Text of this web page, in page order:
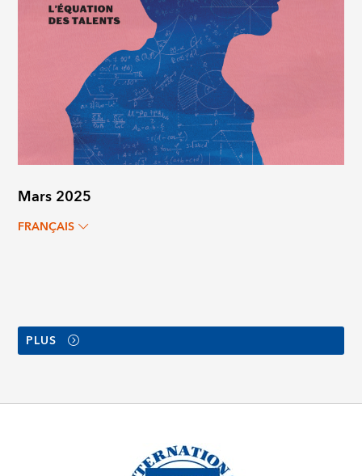
Mars 2025
FRANÇAIS
PLUS